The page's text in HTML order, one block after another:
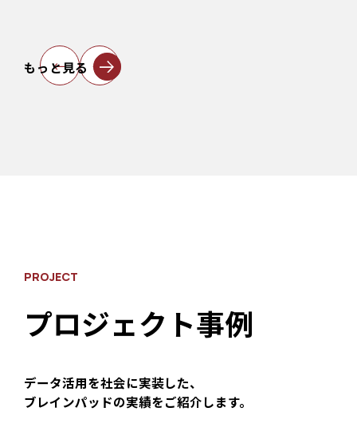
← →
もっと見る
PROJECT
プロジェクト事例
データ活用を社会に実装した、
ブレインパッドの実績をご紹介します。